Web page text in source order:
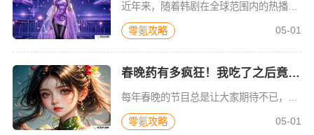
近年来，随着韩剧在全球范围内的热播，越来越多的观众对大波姐姐免费观看高清电视剧韩剧产生了浓厚兴趣。尤其是对于那些忙碌的都市人来说，能够在空闲时间通过高清网络平台观看这些剧集，成为了一种放松和享受的方式
零氪攻略 05-01
春晚药有多疯狂！我吃了之后竟然这样变了，大家都震惊了！
零氪攻略 05-01